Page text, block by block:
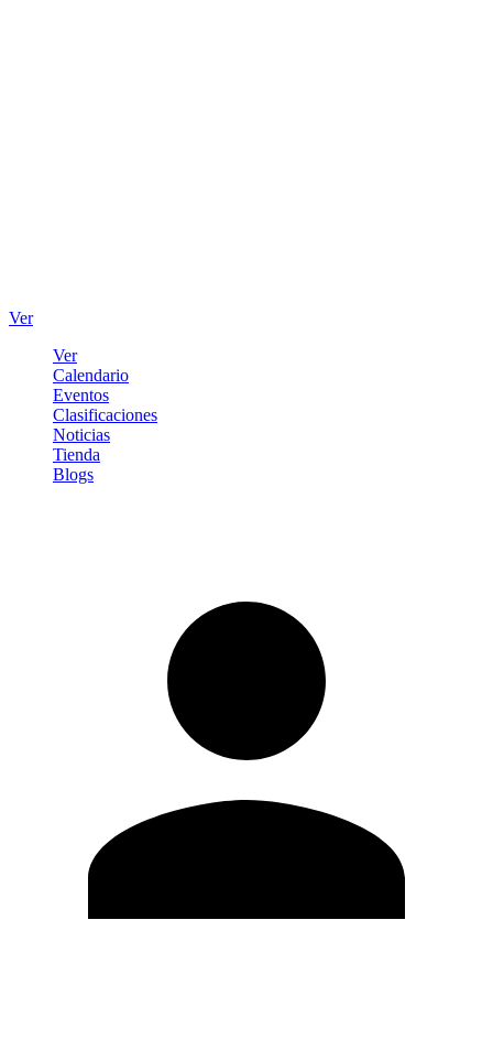
Ver
Ver
Calendario
Eventos
Clasificaciones
Noticias
Tienda
Blogs